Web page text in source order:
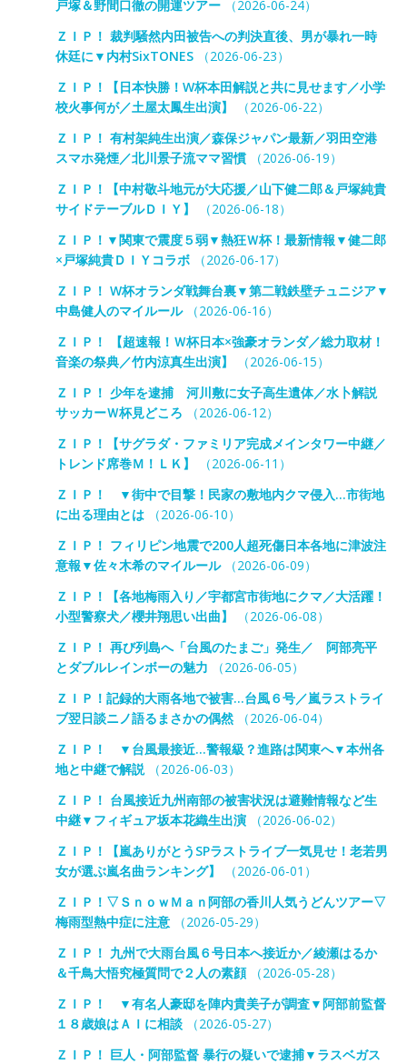
戸塚＆野間口徹の開運ツアー（2026-06-24）
ＺＩＰ！ 裁判騒然内田被告への判決直後、男が暴れ一時
休廷に▼内村SixTONES（2026-06-23）
ＺＩＰ！【日本快勝！W杯本田解説と共に見せます／小学
校火事何が／土屋太鳳生出演】
（2026-06-22）
ＺＩＰ！ 有村架純生出演／森保ジャパン最新／羽田空港
スマホ発煙／北川景子流ママ習慣（2026-06-19）
ＺＩＰ！【中村敬斗地元が大応援／山下健二郎＆戸塚純貴
サイドテーブルＤＩＹ】
（2026-06-18）
ＺＩＰ！▼関東で震度５弱▼熱狂Ｗ杯！最新情報▼健二郎
×戸塚純貴ＤＩＹコラボ（2026-06-17）
ＺＩＰ！ W杯オランダ戦舞台裏▼第二戦鉄壁チュニジア▼
中島健人のマイルール（2026-06-16）
ＺＩＰ！ 【超速報！Ｗ杯日本×強豪オランダ／総力取材！
音楽の祭典／竹内涼真生出演】
（2026-06-15）
ＺＩＰ！ 少年を逮捕 河川敷に女子高生遺体／水卜解説
サッカーＷ杯見どころ （2026-06-12）
ＺＩＰ！【サグラダ・ファミリア完成メインタワー中継／
トレンド席巻Ｍ！ＬＫ】
（2026-06-11）
ＺＩＰ！ ▼街中で目撃！民家の敷地内クマ侵入…市街地
に出る理由とは（2026-06-10）
ＺＩＰ！ フィリピン地震で200人超死傷日本各地に津波注
意報▼佐々木希のマイルール（2026-06-09）
ＺＩＰ！【各地梅雨入り／宇都宮市街地にクマ／大活躍！
小型警察犬／櫻井翔思い出曲】
（2026-06-08）
ＺＩＰ！ 再び列島へ「台風のたまご」発生／ 阿部亮平
とダブルレインボーの魅力 （2026-06-05）
ＺＩＰ！記録的大雨各地で被害…台風６号／嵐ラストライ
ブ翌日談ニノ語るまさかの偶然（2026-06-04）
ＺＩＰ！ ▼台風最接近…警報級？進路は関東へ▼本州各
地と中継で解説（2026-06-03）
ＺＩＰ！ 台風接近九州南部の被害状況は避難情報など生
中継▼フィギュア坂本花織生出演（2026-06-02）
ＺＩＰ！【嵐ありがとうSPラストライブ一気見せ！老若男
女が選ぶ嵐名曲ランキング】
（2026-06-01）
ＺＩＰ！▽ＳｎｏｗＭａｎ阿部の香川人気うどんツアー▽
梅雨型熱中症に注意（2026-05-29）
ＺＩＰ！ 九州で大雨台風６号日本へ接近か／綾瀬はるか
＆千鳥大悟究極質問で２人の素顔（2026-05-28）
ＺＩＰ！ ▼有名人豪邸を陣内貴美子が調査▼阿部前監督
１８歳娘はＡＩに相談（2026-05-27）
ＺＩＰ！ 巨人・阿部監督 暴行の疑いで逮捕▼ラスベガス